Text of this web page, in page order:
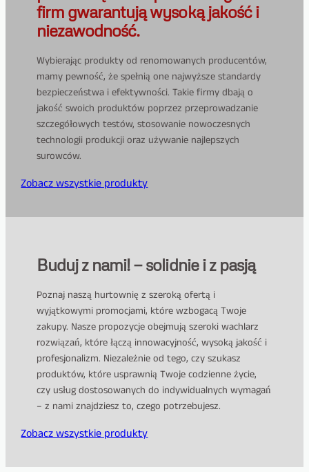
firm gwarantują wysoką jakość i
niezawodność.
Wybierając produkty od renomowanych producentów,
mamy pewność, że spełnią one najwyższe standardy
bezpieczeństwa i efektywności. Takie firmy dbają o
jakość swoich produktów poprzez przeprowadzanie
szczegółowych testów, stosowanie nowoczesnych
technologii produkcji oraz używanie najlepszych
surowców.
Zobacz wszystkie produkty
Buduj z nami! — solidnie i z pasją
Poznaj naszą hurtownię z szeroką ofertą i
wyjątkowymi promocjami, które wzbogacą Twoje
zakupy. Nasze propozycje obejmują szeroki wachlarz
rozwiązań, które łączą innowacyjność, wysoką jakość i
profesjonalizm. Niezależnie od tego, czy szukasz
produktów, które usprawnią Twoje codzienne życie,
czy usług dostosowanych do indywidualnych wymagań
– z nami znajdziesz to, czego potrzebujesz.
Zobacz wszystkie produkty